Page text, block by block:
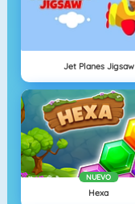
Jet Planes Jigsaw
NUEVO
Hexa